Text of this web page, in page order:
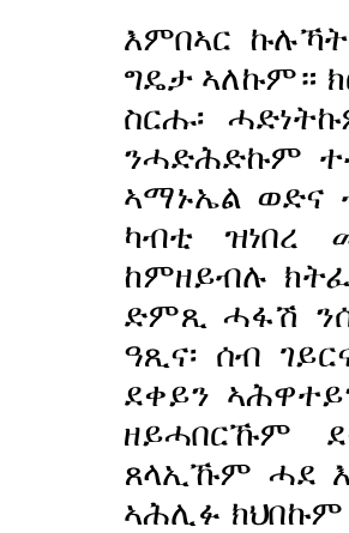
እምበኣር
ግዴታ ኣለኩም።
ስርሑ፡
ንሓድሕድኩም
ኣማኑኤል ወድና
ካብቲ ዝነበረ
ከምዘይብሉ
ድምጺ ሓፋሽ
ዓጺና፡ ሰብ
ደቀይን
ዘይሓበርኹም
ጸላኢኹም ሓደ
ኣሕሊፉ ክህበኩም